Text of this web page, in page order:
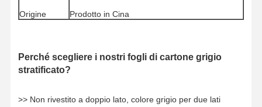
Casa
Origine Prodotto in Cina
Perché scegliere i nostri fogli di cartone grigio
stratificato?
>> Non rivestito a doppio lato, colore grigio per due lati